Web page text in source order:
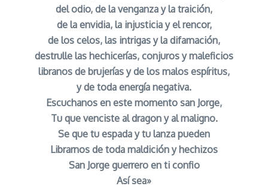
del odio, de la venganza y la traición,
de la envidia, la injusticia y el rencor,
de los celos, las intrigas y la difamación,
destrulle las hechicerías, conjuros y maleficios
libranos de brujerías y de los malos espíritus,
y de toda energía negativa.
Escuchanos en este momento san Jorge,
Tu que venciste al dragon y al maligno.
Se que tu espada y tu lanza pueden
Librarnos de toda maldición y hechizos
San Jorge guerrero en ti confio
Así sea»